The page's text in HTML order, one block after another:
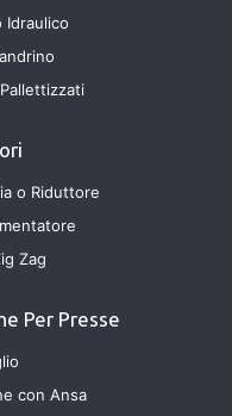
Idraulico
o Riduttore
Zag
Per Presse
con Ansa